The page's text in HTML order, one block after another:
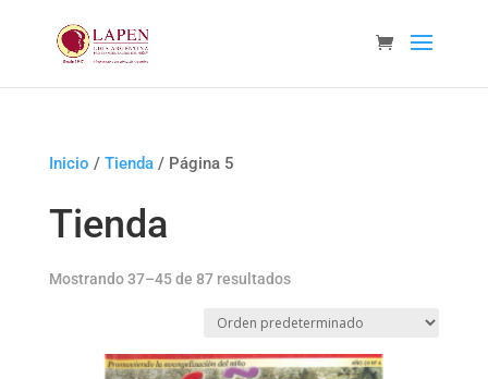
Inicio / Tienda/ Página 5
Tienda
Mostrando 37–45 de 87 resultados